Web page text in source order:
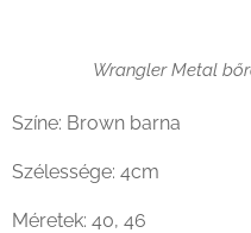
Wrangler Metal
Színe: Brown barna
Szélessége: 4cm
Méretek: 40, 46